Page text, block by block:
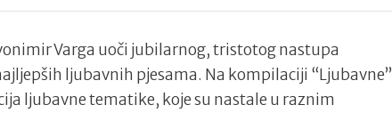
kompilaciju
“Ljubavne”
uoči
Varga uoči jubilarnog, tristotog nastupa
ljubavnih pjesama. Na kompilaciji “Ljubavne”
ljubavne tematike, koje su nastale u raznim